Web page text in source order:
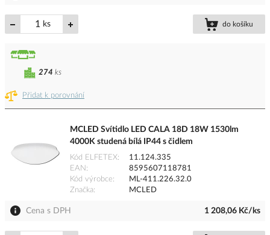
ks do košíku
Přidat k porovnání
274 ks
MCLED Svítidlo LED CALA 18D 18W 1530lm
4000K studená bílá IP44 s čidlem
Kód ELFETEX
11.124.335
EAN
8595607118781
Kód výrobce
ML-411.226.32.0
Značka
MCLED
Cena s DPH 1 208,06 Kč/ks